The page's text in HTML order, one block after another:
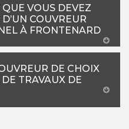
VOUS DEVEZ
COUVREUR
À FRONTENARD
DE CHOIX
TRAVAUX DE